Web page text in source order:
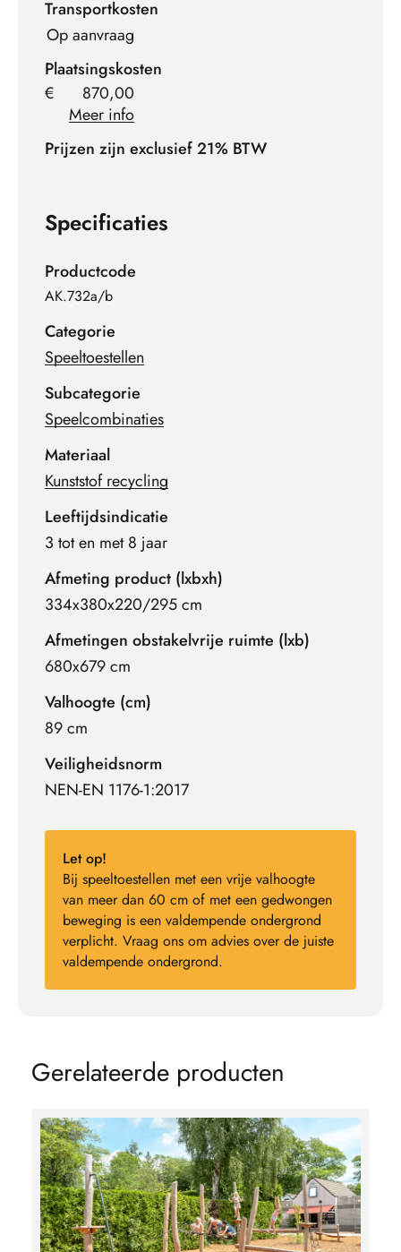
Transportkosten
Op aanvraag
Plaatsingskosten
€
870,00
Meer info
Prijzen zijn exclusief 21% BTW
Specificaties
Productcode
AK.732a/b
Categorie
Speeltoestellen
Subcategorie
Speelcombinaties
Materiaal
Kunststof recycling
Leeftijdsindicatie
3 tot en met 8 jaar
Afmeting product (lxbxh)
334x380x220/295 cm
Afmetingen obstakelvrije ruimte (lxb)
680x679 cm
Valhoogte (cm)
89 cm
Veiligheidsnorm
NEN-EN 1176-1:2017
Let op!
Bij speeltoestellen met een vrije valhoogte
van meer dan 60 cm of met een gedwongen
beweging is een valdempende ondergrond
verplicht. Vraag ons om advies over de juiste
valdempende ondergrond.
Gerelateerde producten